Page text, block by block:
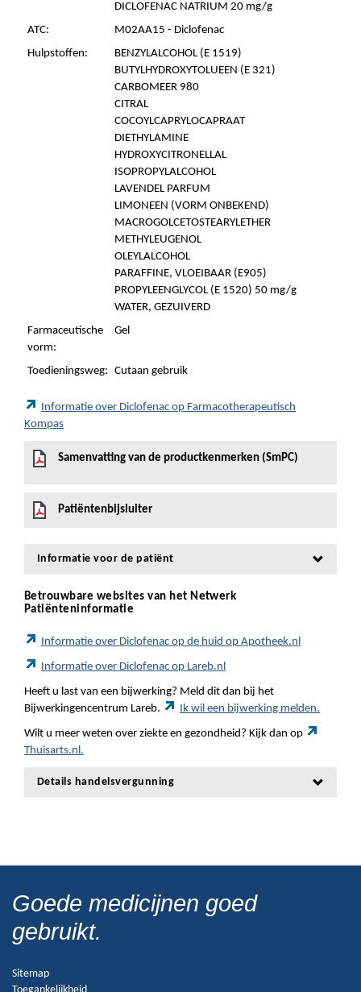
DICLOFENAC NATRIUM 20 mg/g
ATC:
M02AA15 - Diclofenac
Hulpstoffen:
BENZYLALCOHOL (E 1519)
BUTYLHYDROXYTOLUEEN (E 321)
CARBOMEER 980
CITRAL
COCOYLCAPRYLOCAPRAAT
DIETHYLAMINE
HYDROXYCITRONELLAL
ISOPROPYLALCOHOL
LAVENDEL PARFUM
LIMONEEN (VORM ONBEKEND)
MACROGOLCETOSTEARYLETHER
METHYLEUGENOL
OLEYLALCOHOL
PARAFFINE, VLOEIBAAR (E905)
PROPYLEENGLYCOL (E 1520) 50 mg/g
WATER, GEZUIVERD
Farmaceutische
vorm:
Gel
Toedieningsweg: Cutaan gebruik
Informatie over Diclofenac op Farmacotherapeutisch
Kompas
Samenvatting van de productkenmerken (SmPC)
Patiëntenbijsluiter
Informatie voor de patiënt
Betrouwbare websites van het Netwerk
Patiënteninformatie
Informatie over Diclofenac op de huid op Apotheek.nl
Informatie over Diclofenac op Lareb.nl
Heeft u last van een bijwerking? Meld dit dan bij het
Bijwerkingencentrum Lareb.
Ik wil een bijwerking melden.
Wilt u meer weten over ziekte en gezondheid? Kijk dan op
Thuisarts.nl.
Details handelsvergunning
Goede medicijnen goed
gebruikt.
Sitemap